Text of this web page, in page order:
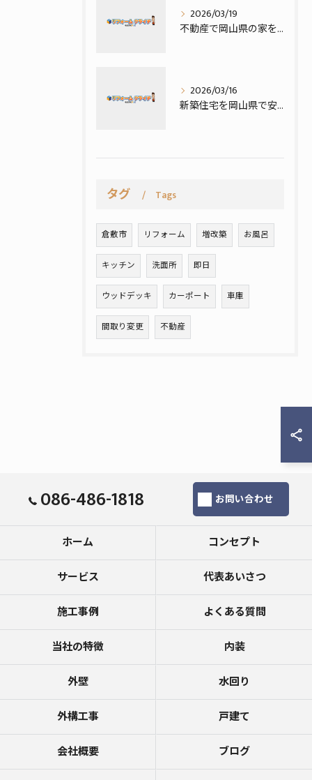
2026/03/19
不動産で岡山県の家を建てる土地探しを賢く進める具体的手順と失敗しないコツ
2026/03/16
新築住宅を岡山県で安く建てるための実践ポイントと費用節約法を徹底解説
タグ Tags
倉敷市 リフォーム 増改築 お風呂
キッチン 洗面所 即日
ウッドデッキ カーポート 車庫
間取り変更 不動産
086-486-1818 お問い合わせ
ホーム
コンセプト
サービス
代表あいさつ
施工事例
よくある質問
当社の特徴
内装
外壁
水回り
外構工事
戸建て
会社概要
ブログ